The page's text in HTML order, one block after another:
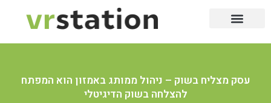
עסק מצליח בשוק – ניהול ממותג באמזון הוא המפתח
להצלחה בשוק הדיגיטלי